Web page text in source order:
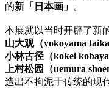
的新「日本画」 。
本展就以当时开辟了新
山大观（yokoyama
小林古径（kokei
上村松园（uemura
造出不拘泥于传统的现